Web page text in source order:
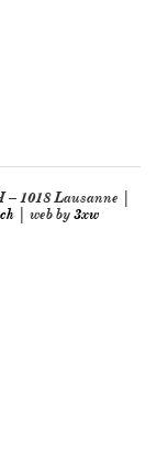
1018 Lausanne |
| web by3xw